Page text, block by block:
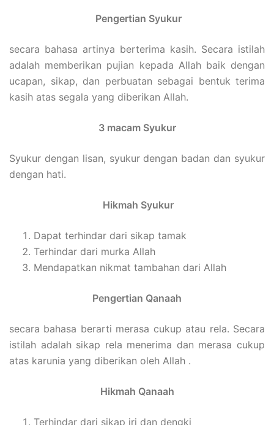
Pengertian Syukur
secara bahasa artinya berterima kasih. Secara istilah
adalah memberikan pujian kepada Allah baik dengan
ucapan, sikap, dan perbuatan sebagai bentuk terima
kasih atas segala yang diberikan Allah.
3 macam Syukur
Syukur dengan lisan, syukur dengan badan dan syukur
dengan hati.
Hikmah Syukur
Dapat terhindar dari sikap tamak
Terhindar dari murka Allah
Mendapatkan nikmat tambahan dari Allah
Pengertian Qanaah
secara bahasa berarti merasa cukup atau rela. Secara
istilah adalah sikap rela menerima dan merasa cukup
atas karunia yang diberikan oleh Allah .
Hikmah Qanaah
Terhindar dari sikap iri dan dengki